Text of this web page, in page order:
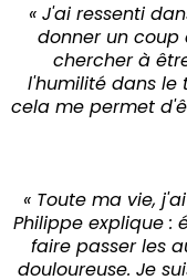
« J'ai ressenti
donner un coup
chercher à
l'humilité dans le
cela me permet
« Toute ma vie,
Philippe explique :
faire passer les
douloureuse. Je